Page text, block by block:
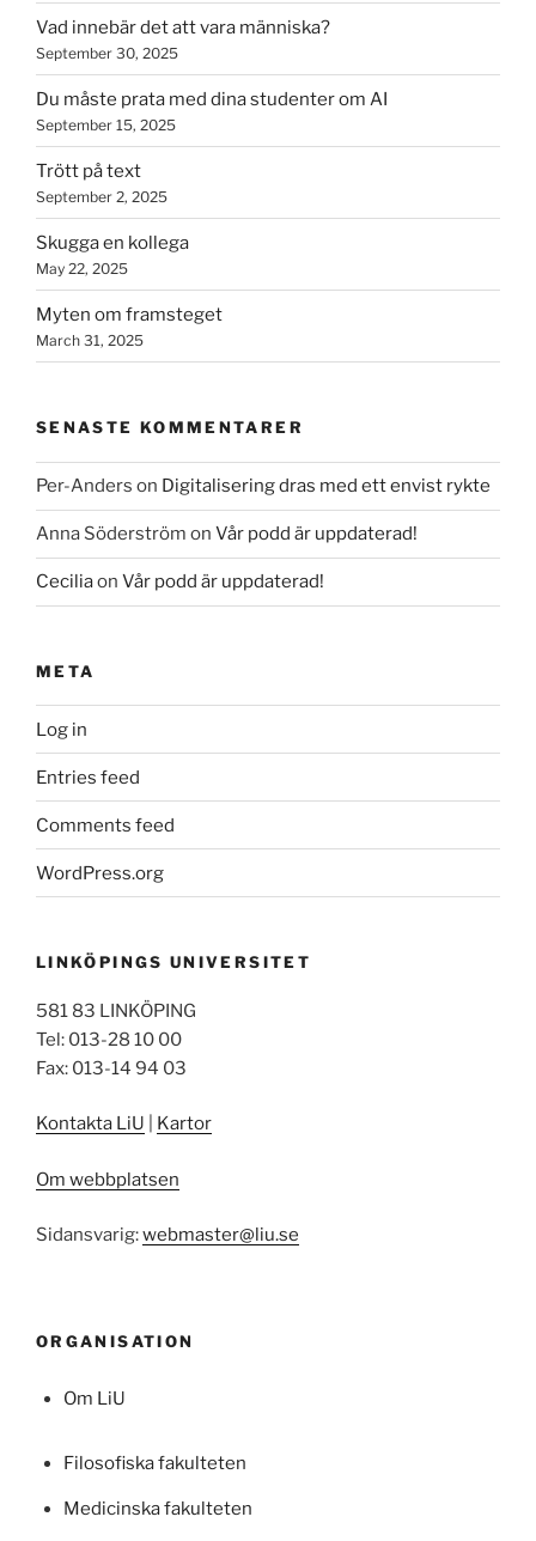
Vad innebär det att vara människa?
September 30, 2025
Du måste prata med dina studenter om AI
September 15, 2025
Trött på text
September 2, 2025
Skugga en kollega
May 22, 2025
Myten om framsteget
March 31, 2025
SENASTE KOMMENTARER
Per-Anders on Digitalisering dras med ett envist rykte
Anna Söderström on Vår podd är uppdaterad!
Ceciliaon Vår podd är uppdaterad!
META
Log in
Entries feed
Comments feed
WordPress.org
LINKÖPINGS UNIVERSITET
581 83 LINKÖPING
Tel: 013-28 10 00
Fax: 013-14 94 03
Kontakta LiU Kartor
Om webbplatsen
Sidansvarig:webmaster@liu.se
ORGANISATION
Om LiU
Filosofiska fakulteten
Medicinska fakulteten